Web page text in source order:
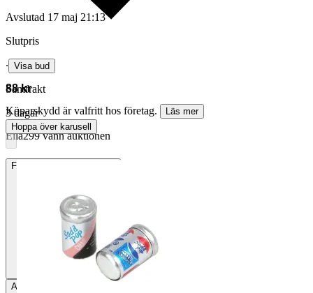
Avslutad 17 maj 21:13
Slutpris
∙ Visa bud
88 kr
Köparskydd är valfritt hos företag.
Läs mer
Ella299 vann auktionen
Frakt
Avhämtning
Samfrakt
3 dagar
Hoppa över karusell